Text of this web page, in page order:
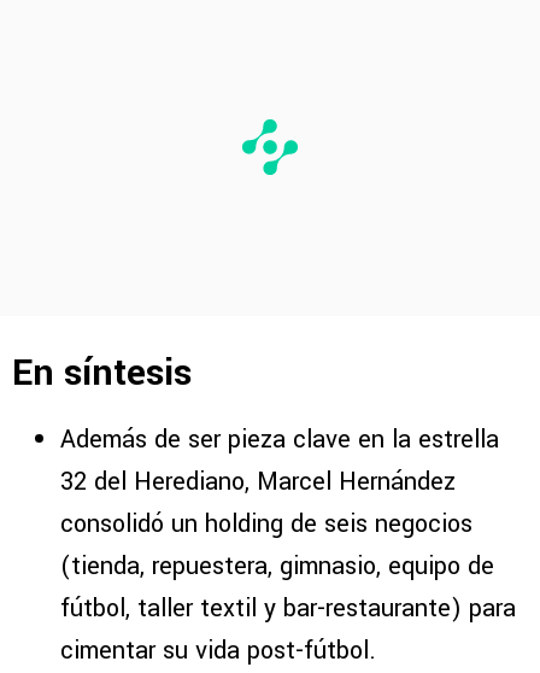
En síntesis
Además de ser pieza clave en la estrella
32 del Herediano, Marcel Hernández
consolidó un holding de seis negocios
(tienda, repuestera, gimnasio, equipo de
fútbol, taller textil y bar-restaurante) para
cimentar su vida post-fútbol.